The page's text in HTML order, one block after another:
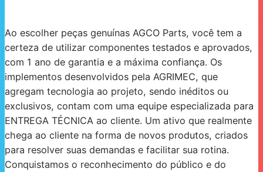
Ao escolher peças genuínas AGCO Parts, você tem a
certeza de utilizar componentes testados e aprovados,
com 1 ano de garantia e a máxima confiança. Os
implementos desenvolvidos pela AGRIMEC, que
agregam tecnologia ao projeto, sendo inéditos ou
exclusivos, contam com uma equipe especializada para
ENTREGA TÉCNICA ao cliente. Um ativo que realmente
chega ao cliente na forma de novos produtos, criados
para resolver suas demandas e facilitar sua rotina.
Conquistamos o reconhecimento do público e do